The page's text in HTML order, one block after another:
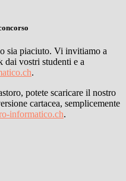
sia piaciuto. Vi invitiamo a
dai vostri studenti e a
.
potete scaricare il nostro
cartacea, semplicemente
informatico.ch.